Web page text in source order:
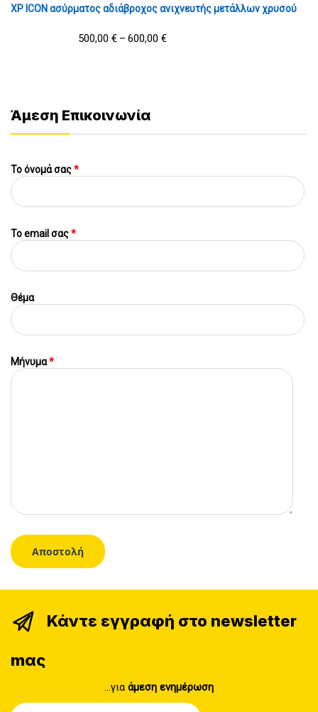
XP ICON ασύρματος αδιάβροχος ανιχνευτής μετάλλων χρυσού
500,00 € – 600,00 €
Άμεση Επικοινωνία
Το όνομά σας*
To email σας*
Θέμα
Μήνυμα*
Κάντε εγγραφή στο newsletter
mας
...για άμεση ενημέρωση